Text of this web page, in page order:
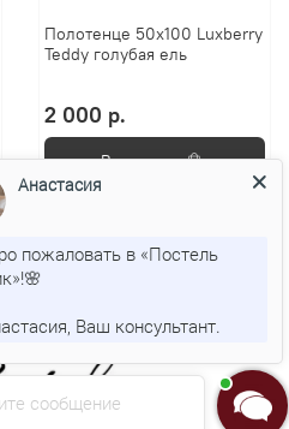
Полотенце 50х100 Luxberry
Teddy голубая ель
2 000 р.
В корзину
сообщение
Анастасия
пожаловать в «Постель
Ваш консультант.